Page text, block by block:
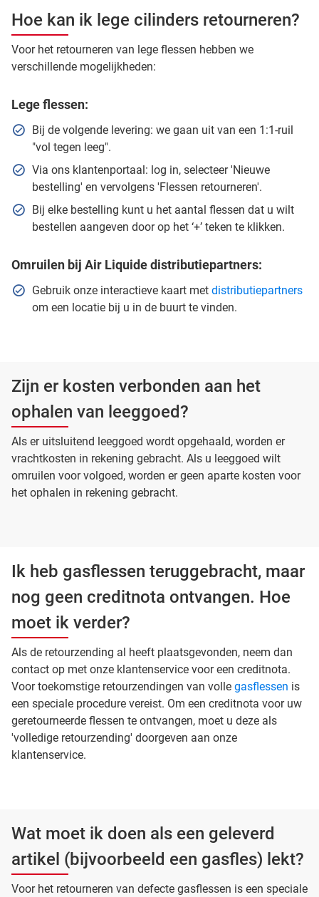
Hoe kan ik lege cilinders retourneren?
Voor het retourneren van lege flessen hebben we
verschillende mogelijkheden:
Lege flessen:
Bij de volgende levering: we gaan uit van een 1:1-ruil
"vol tegen leeg".
Via ons klantenportaal: log in, selecteer 'Nieuwe
bestelling' en vervolgens 'Flessen retourneren'.
Bij elke bestelling kunt u het aantal flessen dat u wilt
bestellen aangeven door op het ‘+’ teken te klikken.
Omruilen bij Air Liquide distributiepartners:
Gebruik onze interactieve kaart met distributiepartners
om een locatie bij u in de buurt te vinden.
Zijn er kosten verbonden aan het
ophalen van leeggoed?
Als er uitsluitend leeggoed wordt opgehaald, worden er
vrachtkosten in rekening gebracht. Als u leeggoed wilt
omruilen voor volgoed, worden er geen aparte kosten voor
het ophalen in rekening gebracht.
Ik heb gasflessen teruggebracht, maar
nog geen creditnota ontvangen. Hoe
moet ik verder?
Als de retourzending al heeft plaatsgevonden, neem dan
contact op met onze klantenservice voor een creditnota.
Voor toekomstige retourzendingen van volle gasflessen is
een speciale procedure vereist. Om een creditnota voor uw
geretourneerde flessen te ontvangen, moet u deze als
'volledige retourzending' doorgeven aan onze
klantenservice.
Wat moet ik doen als een geleverd
artikel (bijvoorbeeld een gasfles) lekt?
Voor het retourneren van defecte gasflessen is een speciale